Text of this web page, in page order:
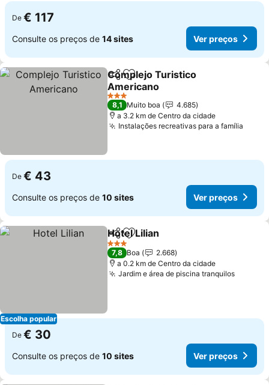
De € 117
Consulte os preços de 14 sites Ver preços
PartilharAdicionar aos favoritos
Complejo Turistico
Americano
Ver preços
3 Estrelas
8,1 Muito boa
4.685
a 3.2 km de Centro da cidade
Instalações recreativas para a família
De € 43
Consulte os preços de 10 sites Ver preços
Escolha popular
PartilharAdicionar aos favoritos
Hotel Lilian
3 Estrelas
7,8 Boa
2.668
a 0.2 km de Centro da cidade
Jardim e área de piscina tranquilosVer
De € 30
Consulte os preços de 10 sites Ver preços